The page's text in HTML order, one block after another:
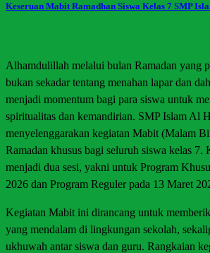
Keseruan Mabit Ramadhan Siswa Kelas 7 SMP
Alhamdulillah melalui bulan Ramadan yang
bukan sekadar tentang menahan lapar dan
menjadi momentum bagi para siswa untuk
spiritualitas dan kemandirian. SMP Islam Al
menyelenggarakan kegiatan Mabit (Malam
Ramadan khusus bagi seluruh siswa kelas 7.
menjadi dua sesi, yakni untuk Program
2026 dan Program Reguler pada 13 Maret
Kegiatan Mabit ini dirancang untuk
yang mendalam di lingkungan sekolah,
ukhuwah antar siswa dan guru. Rangkaian